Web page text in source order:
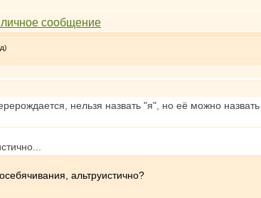
нельзя назвать "я", но её можно
альтруистично?